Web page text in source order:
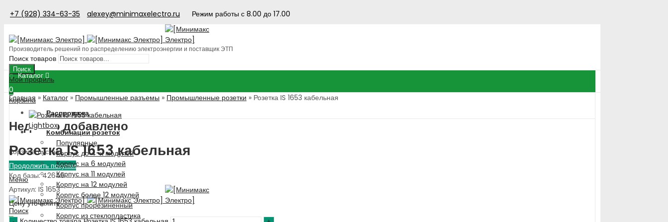
+7 (928) 334-63-35 alexey@minimaxelectro.ru Режим работы с 8.00 до 17.00
Производитель решений по распределению электроэнергии и поставщик ЭТП
Поиск товаров
Поиск
Мой профиль
0
Корзина
Недавно добавлено
Корзина пуста!
Продолжить покупки
Меню
Поиск
Каталог
Распродажа
Комбинации розеток
Популярные
Корпус до 4-х модулей
Корпус на 6 модулей
Корпус на 11 модулей
Корпус на 12 модулей
Корпус более 12 модулей
Корпус прорезиненный
Корпус из стеклопластика
Главная » Каталог » Промышленные разъемы » Промышленные розетки » Розетка IS 1653 кабельная
Lightbox
Розетка IS 1653 кабельная
Код базы: 42645
Артикул: IS 1653
Цену уточняйте